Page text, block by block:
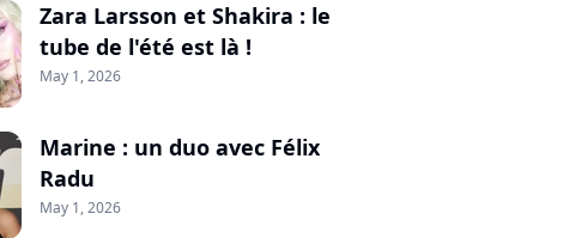
Zara Larsson et Shakira : le
tube de l'été est là !
May 1, 2026
Marine : un duo avec Félix
Radu
May 1, 2026